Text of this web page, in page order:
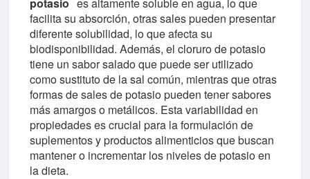
facilita su absorción, otras sales pueden presentar
diferente solubilidad, lo que afecta su
biodisponibilidad. Además, el cloruro de potasio
tiene un sabor salado que puede ser utilizado
como sustituto de la sal común, mientras que otras
formas de sales de potasio pueden tener sabores
más amargos o metálicos. Esta variabilidad en
propiedades es crucial para la formulación de
suplementos y productos alimenticios que buscan
mantener o incrementar los niveles de potasio en
la dieta.